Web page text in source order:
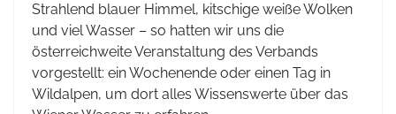
Strahlend blauer Himmel, kitschige weiße Wolken
und viel Wasser – so hatten wir uns die
österreichweite Veranstaltung des Verbands
vorgestellt: ein Wochenende oder einen Tag in
Wildalpen, um dort alles Wissenswerte über das